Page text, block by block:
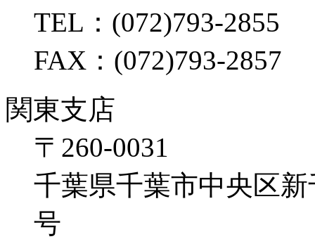
TEL：(072)793-2855
FAX：(072)793-2857
関東支店
〒260-0031
千葉県千葉市中央区
号